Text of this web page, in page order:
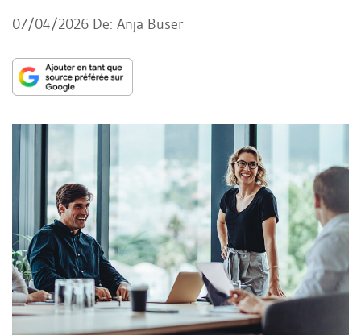
07/04/2026 De: Anja Buser